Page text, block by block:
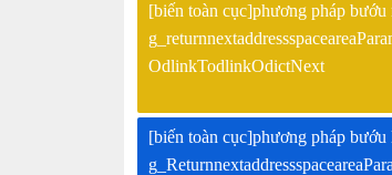
[biến toàn cục]phương pháp bướu
OdlinkTodlinkOdictNext
[biến toàn cục]phương pháp bướu